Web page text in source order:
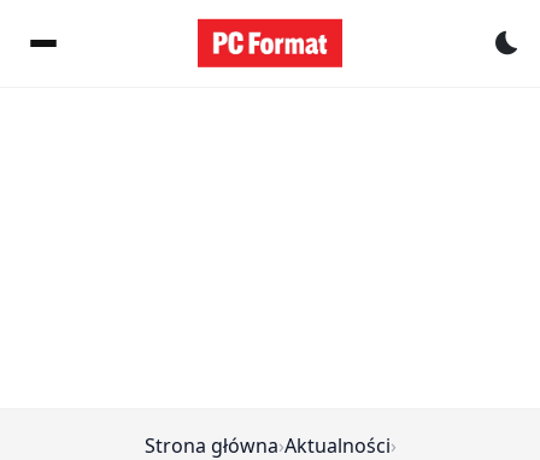
Strona główna›Aktualności›